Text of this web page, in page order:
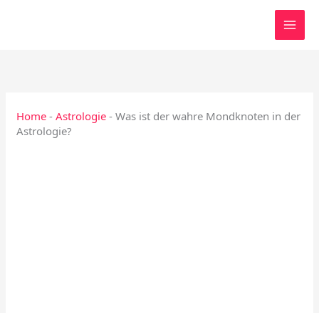
Home -Astrologie -Was ist der wahre Mondknoten in der
Astrologie?